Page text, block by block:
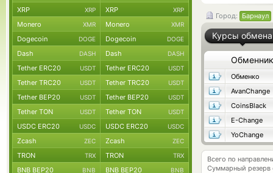
Город: Барнаул
Курсы обмена
Обменник
Обменко
AvanChange
CoinsBlack
E-Change
YoChange
Всего по
Суммарный резерв
XRP XRP XRP XRP
Monero XMR Monero XMR
Dogecoin DOGE Dogecoin DOGE
Dash DASH Dash DASH
Tether ERC20 USDT Tether ERC20 USDT
Tether TRC20 USDT Tether TRC20 USDT
Tether BEP20 USDT Tether BEP20 USDT
Tether TON USDT Tether TON USDT
USDC ERC20 USDC USDC ERC20 USDC
Zcash ZEC Zcash ZEC
TRON TRX TRON TRX
BNB BEP20 BNB BNB BEP20 BNB